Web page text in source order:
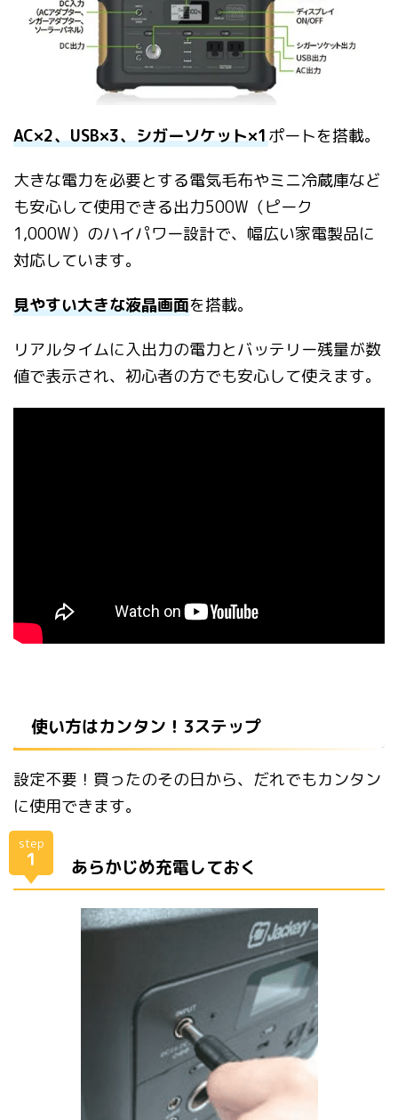
AC×2、USB×3、シガーソケット×1ポートを搭載。
大きな電力を必要とする電気毛布やミニ冷蔵庫など
も安心して使用できる出力500W（ピーク
1,000W）のハイパワー設計で、幅広い家電製品に
対応しています。
見やすい大きな液晶画面を搭載。
リアルタイムに入出力の電力とバッテリー残量が数
値で表示され、初心者の方でも安心して使えます。
使い方はカンタン！3ステップ
設定不要！買ったのその日から、だれでもカンタン
に使用できます。
step
1 あらかじめ充電しておく